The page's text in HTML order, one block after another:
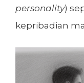
personality)
kepribadian